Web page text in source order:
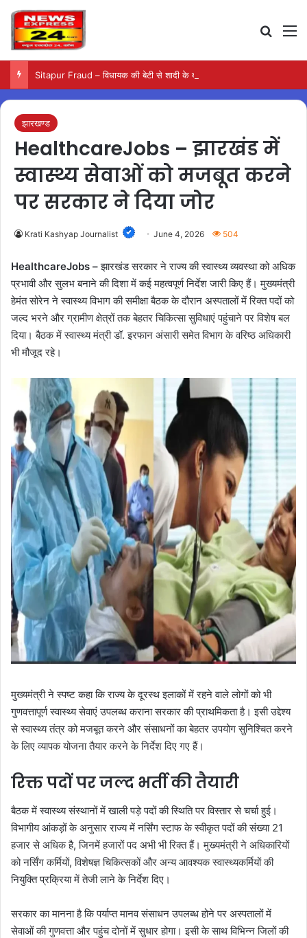
झारखण्ड
HealthcareJobs – झारखंड में
स्वास्थ्य सेवाओं को मजबूत करने
पर सरकार ने दिया जोर
Krati Kashyap Journalist June 4, 2026 504
HealthcareJobs –झारखंड सरकार ने राज्य की स्वास्थ्य व्यवस्था को अधिक
प्रभावी और सुलभ बनाने की दिशा में कई महत्वपूर्ण निर्देश जारी किए हैं। मुख्यमंत्री
हेमंत सोरेन ने स्वास्थ्य विभाग की समीक्षा बैठक के दौरान अस्पतालों में रिक्त पदों को
जल्द भरने और ग्रामीण क्षेत्रों तक बेहतर चिकित्सा सुविधाएं पहुंचाने पर विशेष बल
दिया। बैठक में स्वास्थ्य मंत्री डॉ. इरफान अंसारी समेत विभाग के वरिष्ठ अधिकारी
भी मौजूद रहे।
मुख्यमंत्री ने स्पष्ट कहा कि राज्य के दूरस्थ इलाकों में रहने वाले लोगों को भी
गुणवत्तापूर्ण स्वास्थ्य सेवाएं उपलब्ध कराना सरकार की प्राथमिकता है। इसी उद्देश्य
से स्वास्थ्य तंत्र को मजबूत करने और संसाधनों का बेहतर उपयोग सुनिश्चित करने
के लिए व्यापक योजना तैयार करने के निर्देश दिए गए हैं।
रिक्त पदों पर जल्द भर्ती की तैयारी
बैठक में स्वास्थ्य संस्थानों में खाली पड़े पदों की स्थिति पर विस्तार से चर्चा हुई।
विभागीय आंकड़ों के अनुसार राज्य में नर्सिंग स्टाफ के स्वीकृत पदों की संख्या 21
हजार से अधिक है, जिनमें हजारों पद अभी भी रिक्त हैं। मुख्यमंत्री ने अधिकारियों
को नर्सिंग कर्मियों, विशेषज्ञ चिकित्सकों और अन्य आवश्यक स्वास्थ्यकर्मियों की
नियुक्ति प्रक्रिया में तेजी लाने के निर्देश दिए।
सरकार का मानना है कि पर्याप्त मानव संसाधन उपलब्ध होने पर अस्पतालों में
सेवाओं की गुणवत्ता और पहुंच दोनों में सुधार होगा। इसी के साथ विभिन्न जिलों की